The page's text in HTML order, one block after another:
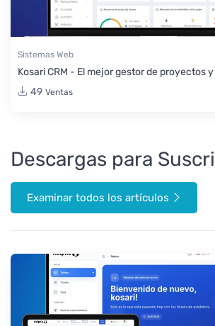
Sistemas Web
Kosari CRM - El mejor gestor de proyectos y
49 Ventas
Descargas para
Examinar todos los artículos